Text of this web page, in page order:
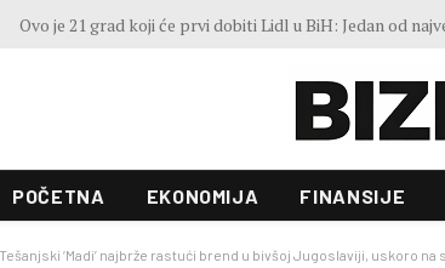
POČETNA EKONOMIJA FINANSIJE
Tešanjski ‘Madi’ najbrže rastući brend u bivšoj Jugoslaviji, uskoro